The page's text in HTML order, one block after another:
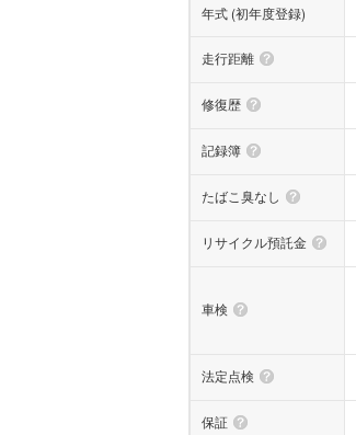
年式 (初年度登録)
走行距離
修復歴
記録簿
たばこ臭なし
リサイクル預託金
車検
法定点検
保証